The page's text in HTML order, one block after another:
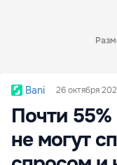
Bani 26 октября
Почти
не могут